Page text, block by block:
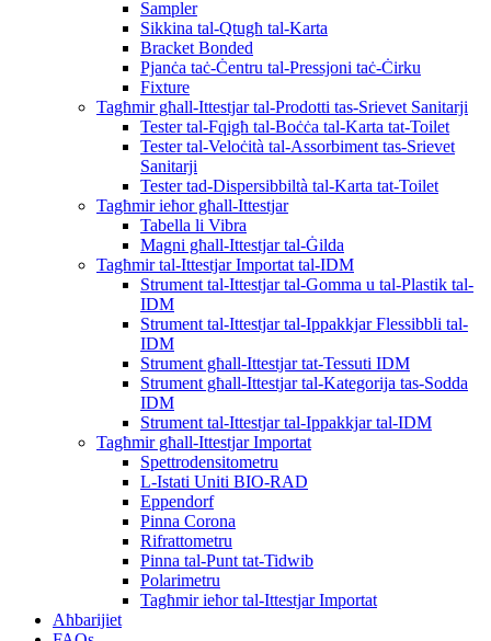
Sampler
Sikkina tal-Qtugħ tal-Karta
Bracket Bonded
Pjanċa taċ-Ċentru tal-Pressjoni taċ-Ċirku
Fixture
Tagħmir għall-Ittestjar tal-Prodotti tas-Srievet Sanitarji
Tester tal-Fqigħ tal-Boċċa tal-Karta tat-Toilet
Tester tal-Veloċità tal-Assorbiment tas-Srievet
Sanitarji
Tester tad-Dispersibbiltà tal-Karta tat-Toilet
Tagħmir ieħor għall-Ittestjar
Tabella li Vibra
Magni għall-Ittestjar tal-Ġilda
Tagħmir tal-Ittestjar Importat tal-IDM
Strument tal-Ittestjar tal-Gomma u tal-Plastik tal-
IDM
Strument tal-Ittestjar tal-Ippakkjar Flessibbli tal-
IDM
Strument għall-Ittestjar tat-Tessuti IDM
Strument għall-Ittestjar tal-Kategorija tas-Sodda
IDM
Strument tal-Ittestjar tal-Ippakkjar tal-IDM
Tagħmir għall-Ittestjar Importat
Spettrodensitometru
L-Istati Uniti BIO-RAD
Eppendorf
Pinna Corona
Rifrattometru
Pinna tal-Punt tat-Tidwib
Polarimetru
Tagħmir ieħor tal-Ittestjar Importat
Aħbarijiet